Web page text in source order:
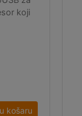
koji
košaru